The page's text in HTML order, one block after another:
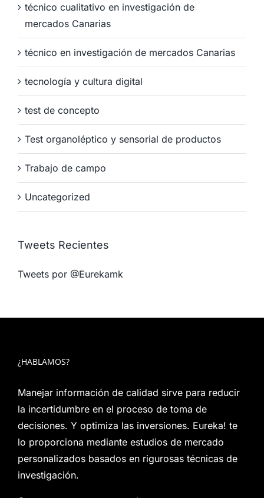
técnico cualitativo en investigación de
mercados Canarias
técnico en investigación de mercados Canarias
tecnología y cultura digital
test de concepto
Test organoléptico y sensorial de productos
Trabajo de campo
Uncategorized
Tweets Recientes
Tweets por @Eurekamk
¿HABLAMOS?
Manejar información de calidad sirve para reducir
la incertidumbre en el proceso de toma de
decisiones. Y optimiza las inversiones. Eureka! te
lo proporciona mediante estudios de mercado
personalizados basados en rigurosas técnicas de
investigación.